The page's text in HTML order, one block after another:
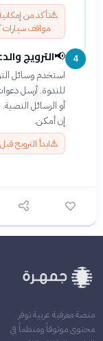
⚠️تأكد من
مواقف سيارات
4
📢الترويج
استخدم وسائل
للندوة. أرسل
أو الرسائل
إن أمكن.
⚠️ابدأ الترويج
منصة معرفية عربية توفر
محتوى موثوقاً ومنظماً في